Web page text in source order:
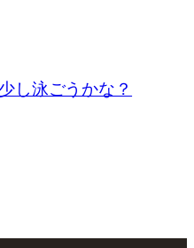
し泳ごうかな？